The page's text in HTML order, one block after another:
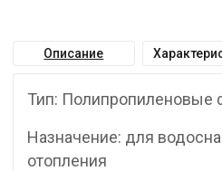
Описание
Тип: Полипропиленовые
Назначение: для
отопления